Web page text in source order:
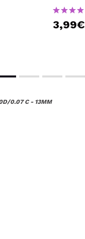
3,99€
0.07 C - 13MM